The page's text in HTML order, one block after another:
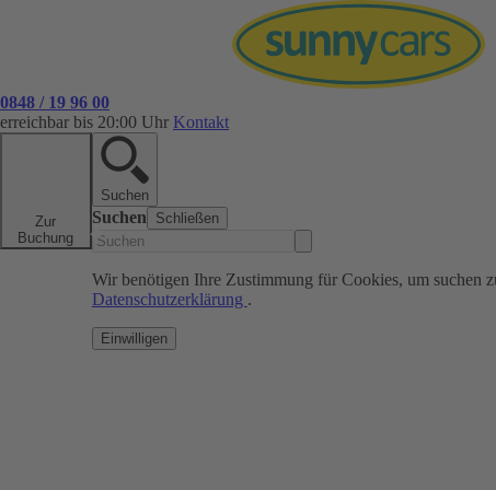
0848 / 19 96 00
erreichbar bis 20:00 Uhr Kontakt
Zur
Buchung
Suchen
Suchen Schließen
Wir benötigen Ihre Zustimmung für Cookies, um suchen
Datenschutzerklärung .
Einwilligen